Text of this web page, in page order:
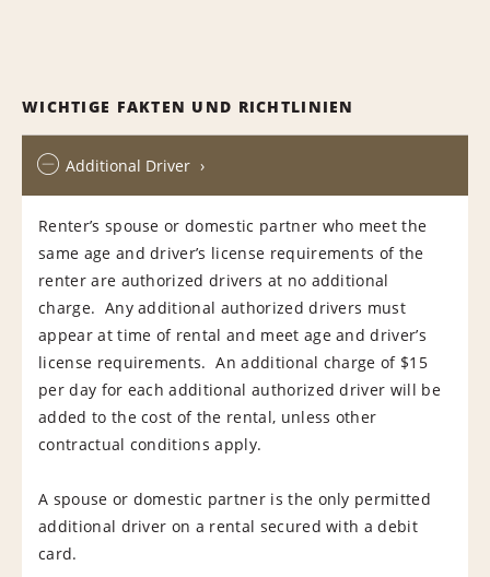
WICHTIGE FAKTEN UND RICHTLINIEN
Additional Driver
Renter’s spouse or domestic partner who meet the
same age and driver’s license requirements of the
renter are authorized drivers at no additional
charge. Any additional authorized drivers must
appear at time of rental and meet age and driver’s
license requirements. An additional charge of $15
per day for each additional authorized driver will be
added to the cost of the rental, unless other
contractual conditions apply.
A spouse or domestic partner is the only permitted
additional driver on a rental secured with a debit
card.